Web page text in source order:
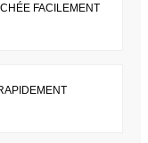
FACILEMENT